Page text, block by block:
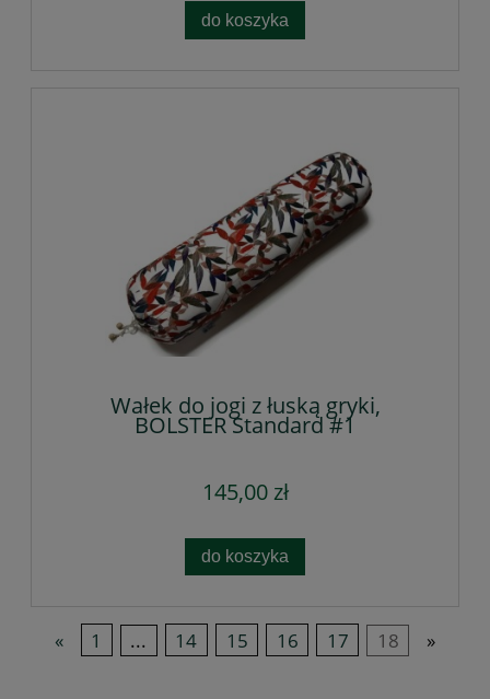
do koszyka
Wałek do jogi z łuską gryki,
BOLSTER Standard #1
145,00 zł
do koszyka
« 1 ... 14 15 16 17 18 »